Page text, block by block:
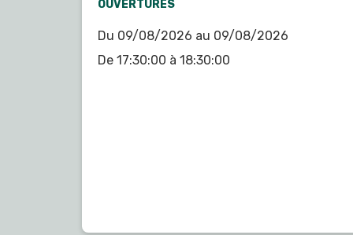
OUVERTURES
Du 09/08/2026 au 09/08/2026
De 17:30:00 à 18:30:00